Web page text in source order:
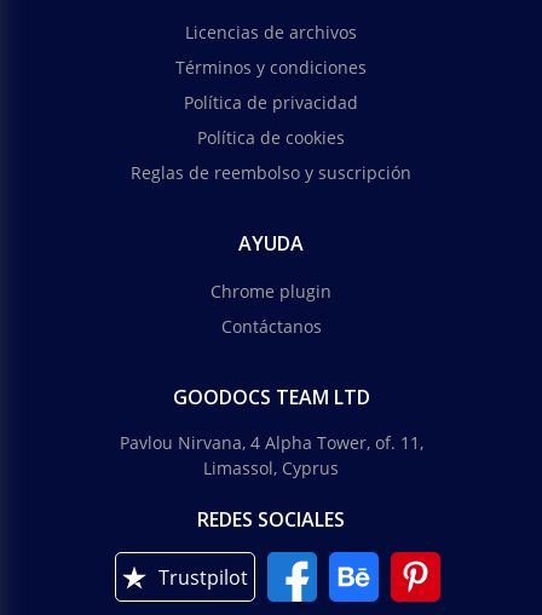
Licencias de archivos
Términos y condiciones
Política de privacidad
Política de cookies
Reglas de reembolso y suscripción
AYUDA
Chrome plugin
Contáctanos
GOODOCS TEAM LTD
Pavlou Nirvana, 4 Alpha Tower, of. 11,
Limassol, Cyprus
REDES SOCIALES
Trustpilot